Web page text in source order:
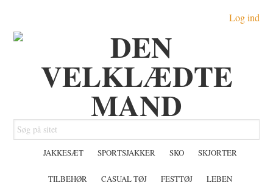
indhold
Log ind
Søg
på
JAKKESÆT SPORTSJAKKER SKO SKJORTER
TILBEHØR CASUAL TØJ FESTTØJ LEBEN